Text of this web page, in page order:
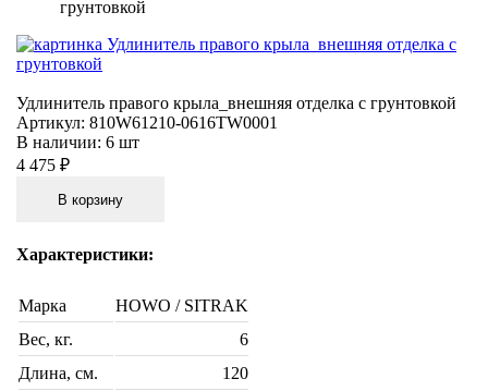
грунтовкой
Удлинитель правого крыла_внешняя отделка с грунтовкой
Артикул: 810W61210-0616TW0001
В наличии: 6 шт
4 475 ₽
В корзину
Характеристики:
Марка
HOWO / SITRAK
Вес, кг.
6
Длина, см.
120